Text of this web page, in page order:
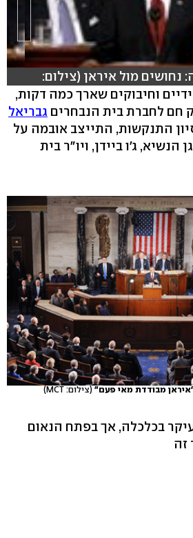
נחושים מול איראן (צילום:
וחיבוקים שארך כמה דקות,
חם לחברת בית הנבחרים גבריאל
התנקשות, התייצב אובמה על
ג'ו ביידן, ויו"ר בית
מבודדת מאי פעם" (צילום: MCT)
בכלכלה, אך בפתח הנאום
זה